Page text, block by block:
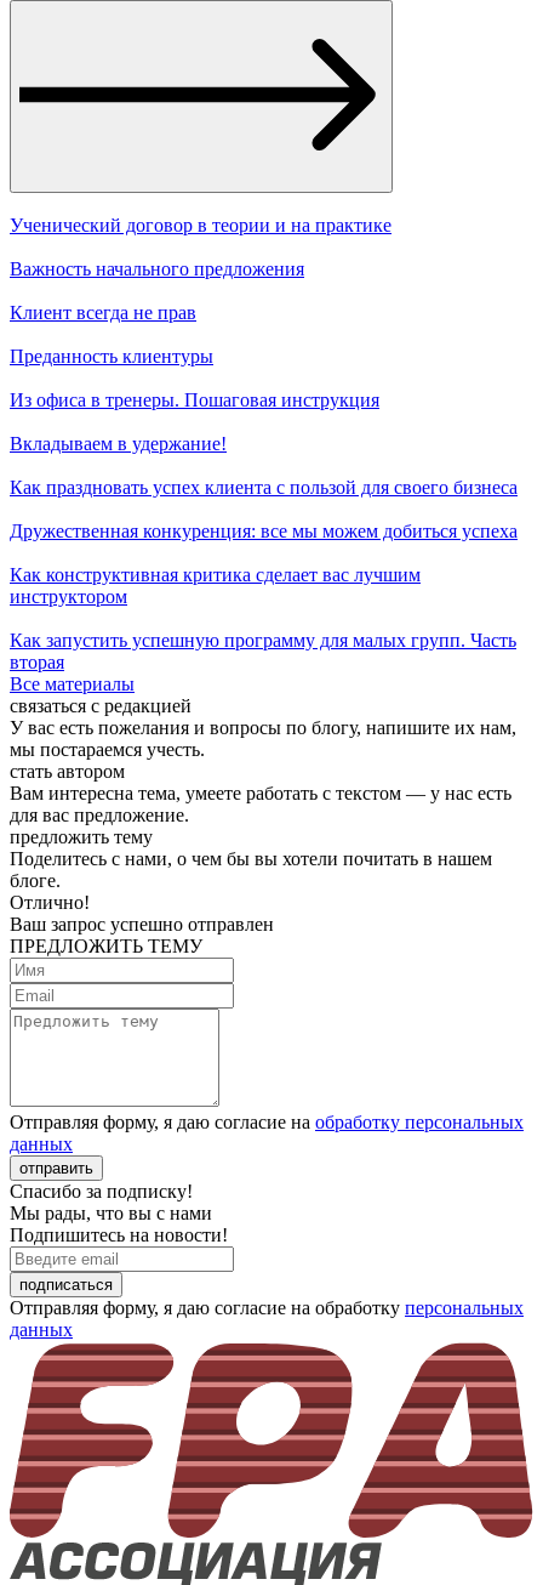
Ученический договор в теории и на практике
Важность начального предложения
Клиент всегда не прав
Преданность клиентуры
Из офиса в тренеры. Пошаговая инструкция
Вкладываем в удержание!
Как праздновать успех клиента с пользой для своего бизнеса
Дружественная конкуренция: все мы можем добиться успеха
Как конструктивная критика сделает вас лучшим
инструктором
Как запустить успешную программу для малых групп. Часть
вторая
Все материалы
связаться с редакцией
У вас есть пожелания и вопросы по блогу, напишите их нам,
мы постараемся учесть.
стать автором
Вам интересна тема, умеете работать с текстом — у нас есть
для вас предложение.
предложить тему
Поделитесь с нами, о чем бы вы хотели почитать в нашем
блоге.
Отлично!
Ваш запрос успешно отправлен
ПРЕДЛОЖИТЬ ТЕМУ
Отправляя форму, я даю согласие на обработку персональных
данных
отправить
Спасибо за подписку!
Мы рады, что вы с нами
Подпишитесь на новости!
подписаться
Отправляя форму, я даю согласие на обработку персональных
данных